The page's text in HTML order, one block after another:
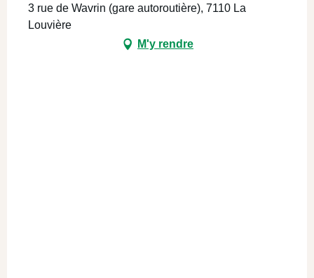
3 rue de Wavrin (gare autoroutière), 7110 La
Louvière
M'y rendre